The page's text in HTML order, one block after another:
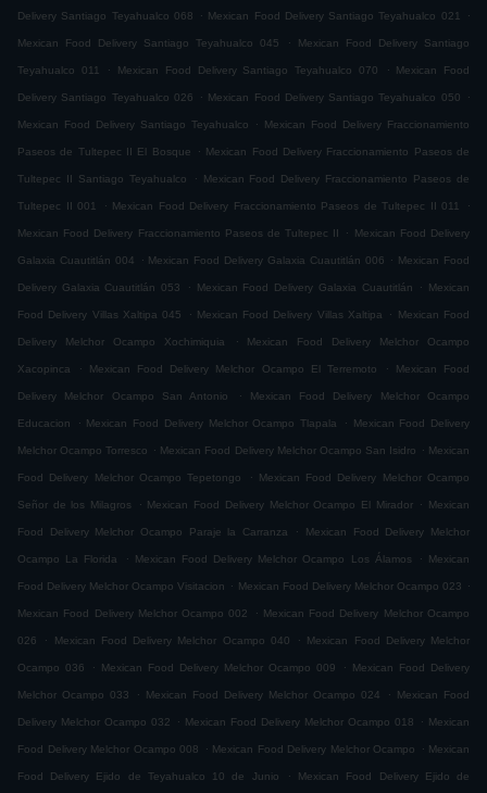
Delivery Santiago Teyahualco 068 . Mexican Food Delivery Santiago Teyahualco 021 .
Mexican Food Delivery Santiago Teyahualco 045 . Mexican Food Delivery Santiago
Teyahualco 011 . Mexican Food Delivery Santiago Teyahualco 070 . Mexican Food
Delivery Santiago Teyahualco 026 . Mexican Food Delivery Santiago Teyahualco 050 .
Mexican Food Delivery Santiago Teyahualco . Mexican Food Delivery Fraccionamiento
Paseos de Tultepec II El Bosque . Mexican Food Delivery Fraccionamiento Paseos de
Tultepec II Santiago Teyahualco . Mexican Food Delivery Fraccionamiento Paseos de
Tultepec II 001 . Mexican Food Delivery Fraccionamiento Paseos de Tultepec II 011 .
Mexican Food Delivery Fraccionamiento Paseos de Tultepec II . Mexican Food Delivery
Galaxia Cuautitlán 004 . Mexican Food Delivery Galaxia Cuautitlán 006 . Mexican Food
Delivery Galaxia Cuautitlán 053 . Mexican Food Delivery Galaxia Cuautitlán . Mexican
Food Delivery Villas Xaltipa 045 . Mexican Food Delivery Villas Xaltipa . Mexican Food
Delivery Melchor Ocampo Xochimiquia . Mexican Food Delivery Melchor Ocampo
Xacopinca . Mexican Food Delivery Melchor Ocampo El Terremoto . Mexican Food
Delivery Melchor Ocampo San Antonio . Mexican Food Delivery Melchor Ocampo
Educacion . Mexican Food Delivery Melchor Ocampo Tlapala . Mexican Food Delivery
Melchor Ocampo Torresco . Mexican Food Delivery Melchor Ocampo San Isidro . Mexican
Food Delivery Melchor Ocampo Tepetongo . Mexican Food Delivery Melchor Ocampo
Señor de los Milagros . Mexican Food Delivery Melchor Ocampo El Mirador . Mexican
Food Delivery Melchor Ocampo Paraje la Carranza . Mexican Food Delivery Melchor
Ocampo La Florida . Mexican Food Delivery Melchor Ocampo Los Álamos . Mexican
Food Delivery Melchor Ocampo Visitacion . Mexican Food Delivery Melchor Ocampo 023 .
Mexican Food Delivery Melchor Ocampo 002 . Mexican Food Delivery Melchor Ocampo
026 . Mexican Food Delivery Melchor Ocampo 040 . Mexican Food Delivery Melchor
Ocampo 036 . Mexican Food Delivery Melchor Ocampo 009 . Mexican Food Delivery
Melchor Ocampo 033 . Mexican Food Delivery Melchor Ocampo 024 . Mexican Food
Delivery Melchor Ocampo 032 . Mexican Food Delivery Melchor Ocampo 018 . Mexican
Food Delivery Melchor Ocampo 008 . Mexican Food Delivery Melchor Ocampo . Mexican
Food Delivery Ejido de Teyahualco 10 de Junio . Mexican Food Delivery Ejido de